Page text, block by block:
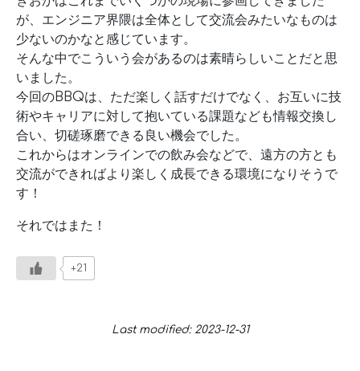
が、エンジニア界隈は全体として交流会みたいなものは
少ないのかなと感じています。
そんな中でこういう会があるのは素晴らしいことだと思
いました。
今回のBBQは、ただ楽しく話すだけでなく、お互いに技
術やキャリアに対して抱いている課題なども情報交換し
合い、切磋琢磨できる良い機会でした。
これからはオンラインでの飲み会などで、遠方の方とも
交流ができればより楽しく成長できる環境になりそうで
す！
それではまた！
+21
Last modified: 2023-12-31